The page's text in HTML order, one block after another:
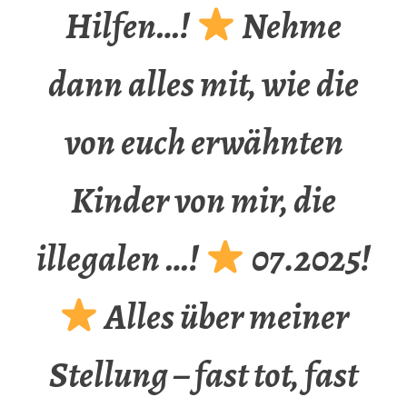
Hilfen…!
Nehme
dann alles mit, wie die
von euch erwähnten
Kinder von mir, die
illegalen …!
07.2025!
Alles über meiner
Stellung – fast tot, fast